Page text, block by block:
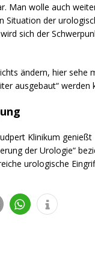
Man wolle auch
Situation der
sich der
ändern, hier sehe
ausgebaut“ werden
Klinikum
der Urologie“
urologische